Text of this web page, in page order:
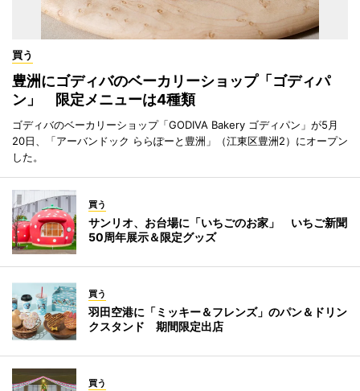
買う
豊洲にゴディバのベーカリーショップ「ゴディパ
ン」 限定メニューは4種類
ゴディバのベーカリーショップ「GODIVA Bakery ゴディパン」が5月
20日、「アーバンドック ららぽーと豊洲」（江東区豊洲2）にオープン
した。
買う
サンリオ、お台場に「いちごのお家」 いちご新聞
50周年展示＆限定グッズ
買う
羽田空港に「ミッキー＆フレンズ」のパン＆ドリン
クスタンド 期間限定出店
買う